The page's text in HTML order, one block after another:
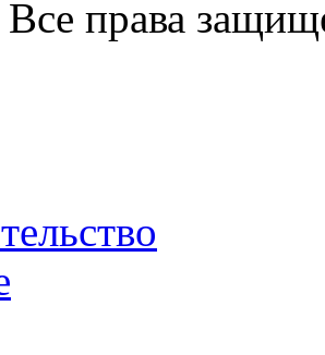
права